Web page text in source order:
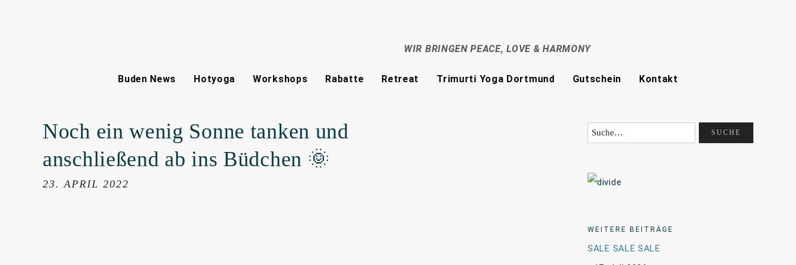
WIR BRINGEN PEACE, LOVE & HARMONY
Buden News Hotyoga Workshops Rabatte Retreat Trimurti Yoga Dortmund Gutschein Kontakt
Noch ein wenig Sonne tanken und
anschließend ab ins Büdchen 🌞
23. APRIL 2022
WEITERE BEITRÄGE
SALE SALE SALE